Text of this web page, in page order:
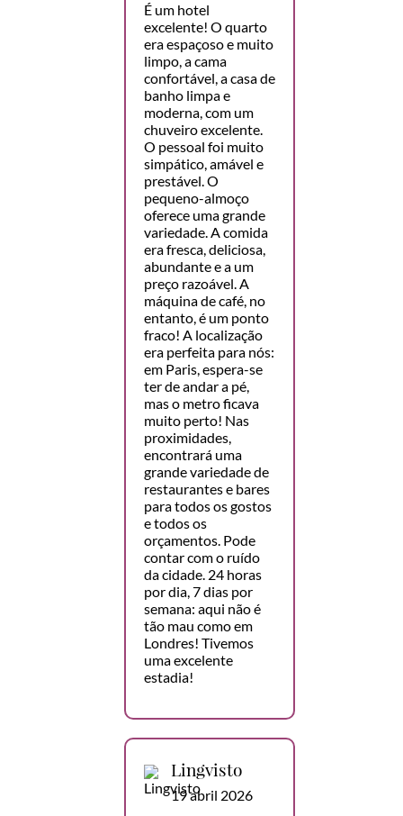
É um hotel
excelente! O quarto
era espaçoso e muito
limpo, a cama
confortável, a casa de
banho limpa e
moderna, com um
chuveiro excelente.
O pessoal foi muito
simpático, amável e
prestável. O
pequeno-almoço
oferece uma grande
variedade. A comida
era fresca, deliciosa,
abundante e a um
preço razoável. A
máquina de café, no
entanto, é um ponto
fraco! A localização
era perfeita para nós:
em Paris, espera-se
ter de andar a pé,
mas o metro ficava
muito perto! Nas
proximidades,
encontrará uma
grande variedade de
restaurantes e bares
para todos os gostos
e todos os
orçamentos. Pode
contar com o ruído
da cidade. 24 horas
por dia, 7 dias por
semana: aqui não é
tão mau como em
Londres! Tivemos
uma excelente
estadia!
Lingvisto
19 abril 2026